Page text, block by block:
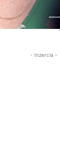
- Inzercia -